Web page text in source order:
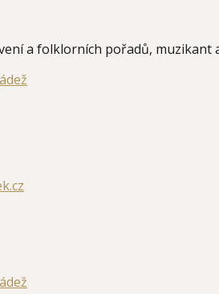
a folklorních pořadů, muzikant